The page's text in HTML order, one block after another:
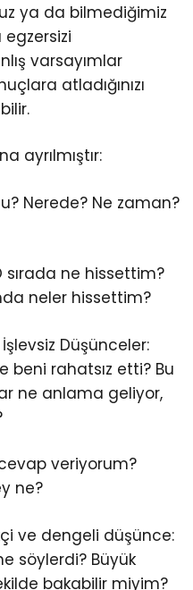
ya da bilmediğimiz
egzersizi
varsayımlar
atladığınızı
ayrılmıştır:
Nerede? Ne zaman?
sırada ne hissettim?
neler hissettim?
Düşünceler:
beni rahatsız etti? Bu
ne anlama geliyor,
veriyorum?
ne?
ve dengeli düşünce:
söylerdi? Büyük
bakabilir miyim?